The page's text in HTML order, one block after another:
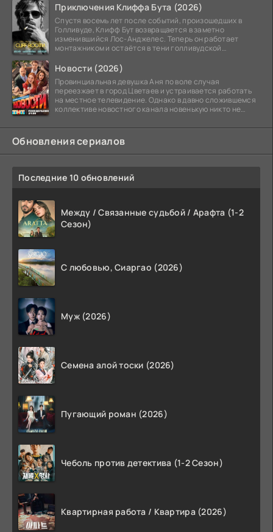
Приключения Клиффа Бута (2026)
Спустя восемь лет после событий, произошедших в
Голливуде, Клифф Бут возвращается в заметно
изменившийся Лос-Анджелес. Теперь он работает
монтажником и остаётся в тени голливудской
Новости (2026)
Провинциальная девушка Аня по воле случая
переезжает в город Цветаев и устраивается работать
на местное телевидение. Однако в давно сложившемся
коллективе новостного канала новенькую никто не
Обновления сериалов
Последние 10 обновлений
Между / Связанные судьбой / Арафта (1-2
Сезон)
С любовью, Сиаргао (2026)
Муж (2026)
Семена алой тоски (2026)
Пугающий роман (2026)
Чеболь против детектива (1-2 Сезон)
Квартирная работа / Квартира (2026)